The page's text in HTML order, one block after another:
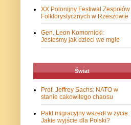
XX Polonijny Festiwal Zespołów
Folklorystycznych w Rzeszowie
Gen. Leon Komornicki:
Jesteśmy jak dzieci we mgle
Świat
Prof. Jeffrey Sachs: NATO w
stanie cakowitego chaosu
Pakt migracyjny wszedł w życie.
Jakie wyjście dla Polski?